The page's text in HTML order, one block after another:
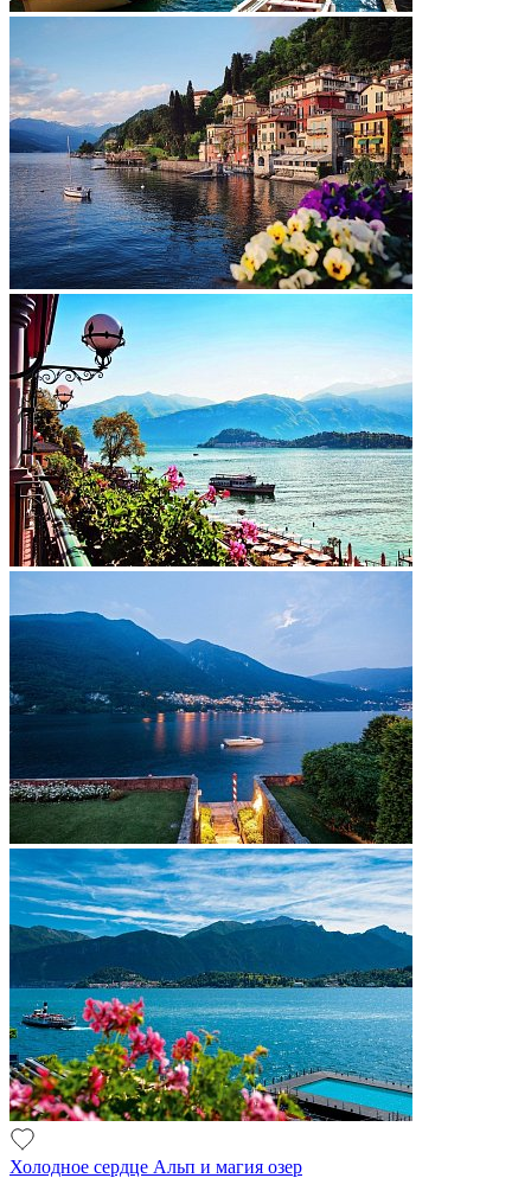
Холодное сердце Альп и магия озер